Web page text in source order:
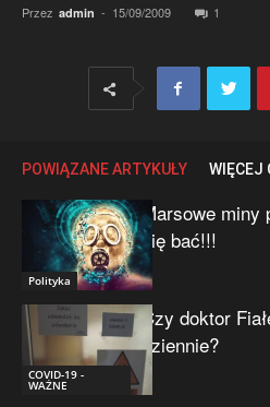
Przez admin - 15/09/2009 1
POWIĄZANE ARTYKUŁY WIĘCEJ
Polityka
Marsowe miny
się bać!!!
COVID-19 -
WAŻNE
Czy doktor
dziennie?